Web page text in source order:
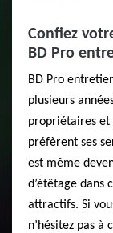
Confiez
BD Pro
BD Pro
plusieurs
propriétaires et
préfèrent ses
est même
d’étêtage dans
attractifs. Si
n’hésitez pas à